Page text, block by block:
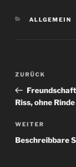
KATEGORIEN
ALLGEMEIN
Vorheriger
Beitrag
ZURÜCK
Riss, ohne Rinde
Nächster
Beitrag
WEITER
Beschreibbare